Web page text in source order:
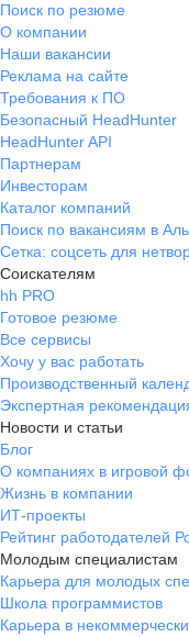
Поиск по резюме
О компании
Наши вакансии
Реклама на сайте
Требования к ПО
Безопасный HeadHunter
HeadHunter API
Партнерам
Инвесторам
Каталог компаний
Поиск по вакансиям в
Сетка: соцсеть для
Соискателям
hh PRO
Готовое резюме
Все сервисы
Хочу у вас работать
Производственный
Экспертная
Новости и статьи
Блог
О компаниях в игровой
Жизнь в компании
ИТ-проекты
Рейтинг работодателей
Молодым специалистам
Карьера для молодых
Школа программистов
Карьера в